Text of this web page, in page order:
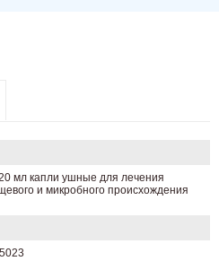
мл капли ушные для лечения
и микробного происхождения